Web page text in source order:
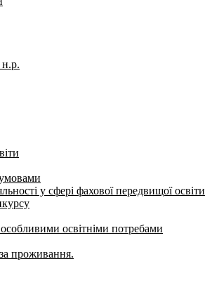
у сфері фахової передвищої освіти
освітніми потребами
проживання.